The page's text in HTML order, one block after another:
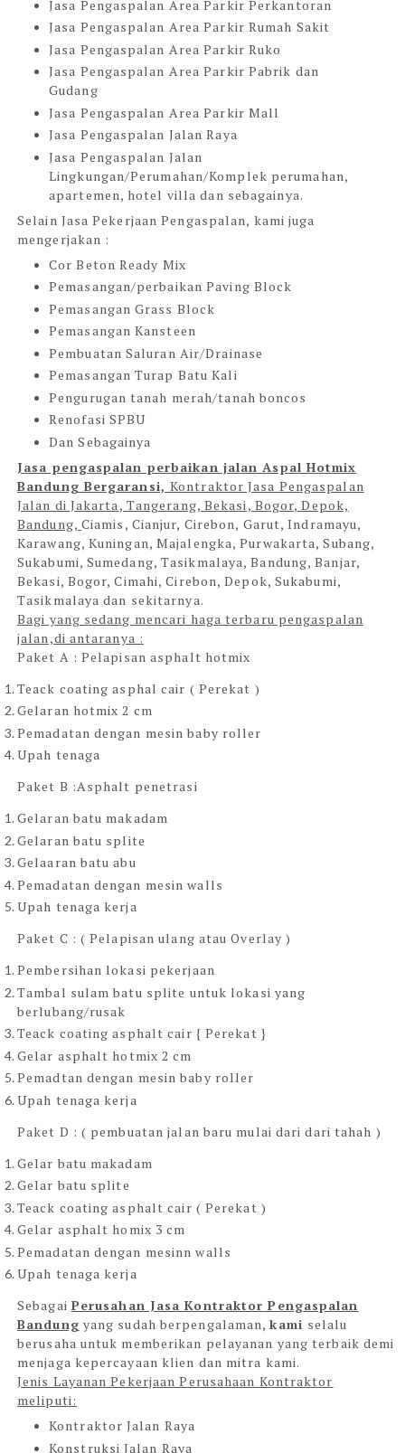
Jasa Pengaspalan Area Parkir Perkantoran
Jasa Pengaspalan Area Parkir Rumah Sakit
Jasa Pengaspalan Area Parkir Ruko
Jasa Pengaspalan Area Parkir Pabrik dan
Gudang
Jasa Pengaspalan Area Parkir Mall
Jasa Pengaspalan Jalan Raya
Jasa Pengaspalan Jalan
Lingkungan/Perumahan/Komplek perumahan,
apartemen, hotel villa dan sebagainya.
Selain Jasa Pekerjaan Pengaspalan, kami juga
mengerjakan :
Cor Beton Ready Mix
Pemasangan/perbaikan Paving Block
Pemasangan Grass Block
Pemasangan Kansteen
Pembuatan Saluran Air/Drainase
Pemasangan Turap Batu Kali
Pengurugan tanah merah/tanah boncos
Renofasi SPBU
Dan Sebagainya
Jasa pengaspalan perbaikan jalan Aspal Hotmix
Bandung Bergaransi,Kontraktor Jasa Pengaspalan
Jalan di Jakarta, Tangerang, Bekasi, Bogor, Depok,
Bandung, Ciamis, Cianjur, Cirebon, Garut, Indramayu,
Karawang, Kuningan, Majalengka, Purwakarta, Subang,
Sukabumi, Sumedang, Tasikmalaya, Bandung, Banjar,
Bekasi, Bogor, Cimahi, Cirebon, Depok, Sukabumi,
Tasikmalaya dan sekitarnya.
Bagi yang sedang mencari haga terbaru pengaspalan
jalan,di antaranya :
Paket A : Pelapisan asphalt hotmix
Teack coating asphal cair ( Perekat )
Gelaran hotmix 2 cm
Pemadatan dengan mesin baby roller
Upah tenaga
Paket B :Asphalt penetrasi
Gelaran batu makadam
Gelaran batu splite
Gelaaran batu abu
Pemadatan dengan mesin walls
Upah tenaga kerja
Paket C : ( Pelapisan ulang atau Overlay )
Pembersihan lokasi pekerjaan
Tambal sulam batu splite untuk lokasi yang
berlubang/rusak
Teack coating asphalt cair { Perekat }
Gelar asphalt hotmix 2 cm
Pemadtan dengan mesin baby roller
Upah tenaga kerja
Paket D : ( pembuatan jalan baru mulai dari dari tahah )
Gelar batu makadam
Gelar batu splite
Teack coating asphalt cair ( Perekat )
Gelar asphalt homix 3 cm
Pemadatan dengan mesinn walls
Upah tenaga kerja
Sebagai Perusahan Jasa Kontraktor Pengaspalan
Bandung yang sudah berpengalaman,kami selalu
berusaha untuk memberikan pelayanan yang terbaik demi
menjaga kepercayaan klien dan mitra kami.
Jenis Layanan Pekerjaan Perusahaan Kontraktor
meliputi:
Kontraktor Jalan Raya
Konstruksi Jalan Raya